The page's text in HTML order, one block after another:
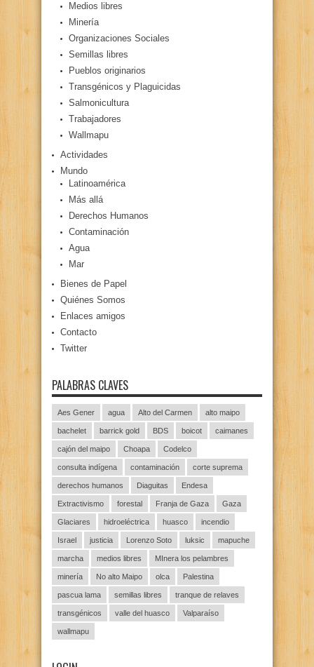
Medios libres
Minería
Organizaciones Sociales
Semillas libres
Pueblos originarios
Transgénicos y Plaguicidas
Salmonicultura
Trabajadores
Wallmapu
Actividades
Mundo
Latinoamérica
Más allá
Derechos Humanos
Contaminación
Agua
Mar
Bienes de Papel
Quiénes Somos
Enlaces amigos
Contacto
Twitter
PALABRAS CLAVES
Aes Gener agua Alto del Carmen alto maipo
bachelet barrick gold BDS boicot caimanes
cajón del maipo Choapa Codelco
consulta indígena contaminación corte suprema
derechos humanos Diaguitas Endesa
Extractivismo forestal Franja de Gaza Gaza
Glaciares hidroeléctrica huasco incendio
Israel justicia Lorenzo Soto luksic mapuche
marcha medios libres MInera los pelambres
minería No alto Maipo olca Palestina
pascua lama semillas libres tranque de relaves
transgénicos valle del huasco Valparaíso
wallmapu